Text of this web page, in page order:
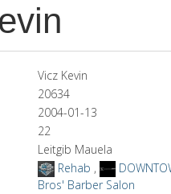
Vicz Kevin
20634
2004-01-13
22
Leitgib Mauela
Rehab ,
Bros' Barber Salon